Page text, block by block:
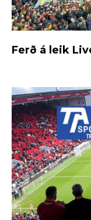
Ferð á leik